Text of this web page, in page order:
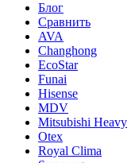
Блог
Сравнить
AVA
Changhong
EcoStar
Funai
Hisense
MDV
Mitsubishi Heavy
Otex
Royal Clima